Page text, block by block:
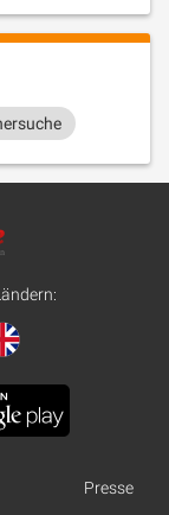
Presse